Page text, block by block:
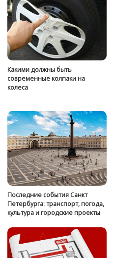
Какими должны быть
современные колпаки на
колеса
Последние события Санкт
Петербурга: транспорт, погода,
культура и городские проекты